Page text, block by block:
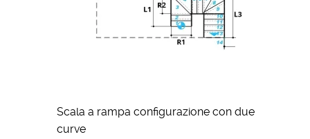
Scala a rampa configurazione con due
curve